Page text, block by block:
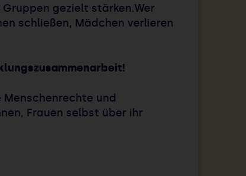
gezielt stärken.Wer
schließen, Mädchen verlieren
und
Frauen selbst über ihr